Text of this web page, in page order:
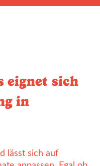
eignet sich
in
lässt sich auf